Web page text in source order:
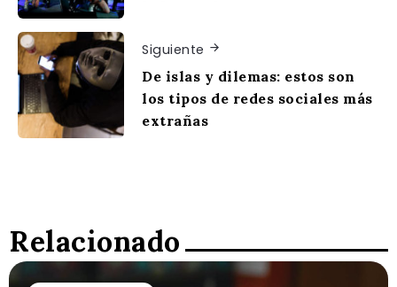
Siguiente
De islas y dilemas: estos son
los tipos de redes sociales más
extrañas
Relacionado